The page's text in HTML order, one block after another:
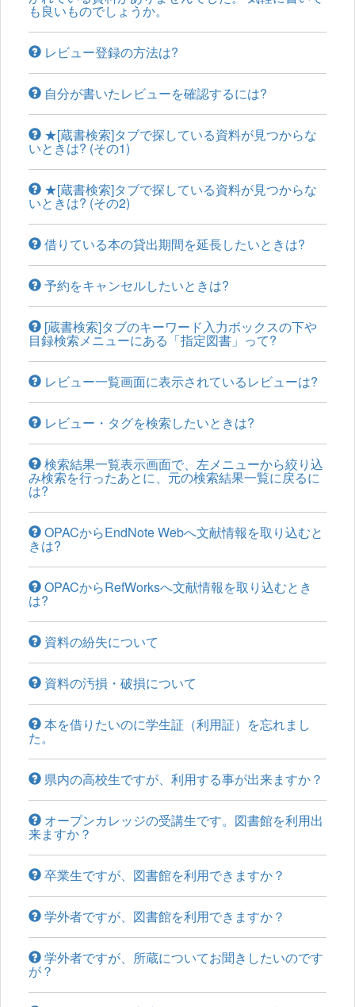
も良いものでしょうか。
レビュー登録の方法は?
自分が書いたレビューを確認するには?
★[蔵書検索]タブで探している資料が見つからな
いときは? (その1)
★[蔵書検索]タブで探している資料が見つからな
いときは? (その2)
借りている本の貸出期間を延長したいときは?
予約をキャンセルしたいときは?
[蔵書検索]タブのキーワード入力ボックスの下や
目録検索メニューにある「指定図書」って?
レビュー一覧画面に表示されているレビューは?
レビュー・タグを検索したいときは?
検索結果一覧表示画面で、左メニューから絞り込
み検索を行ったあとに、元の検索結果一覧に戻るに
は?
OPACからEndNote Webへ文献情報を取り込むと
きは?
OPACからRefWorksへ文献情報を取り込むとき
は?
資料の紛失について
資料の汚損・破損について
本を借りたいのに学生証（利用証）を忘れまし
た。
県内の高校生ですが、利用する事が出来ますか？
オープンカレッジの受講生です。図書館を利用出
来ますか？
卒業生ですが、図書館を利用できますか？
学外者ですが、図書館を利用できますか？
学外者ですが、所蔵についてお聞きしたいのです
が？